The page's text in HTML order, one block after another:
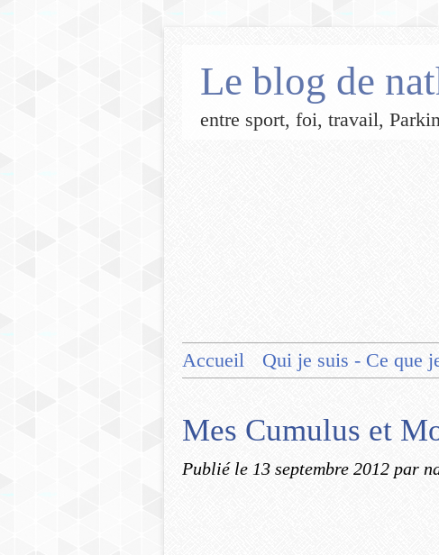
Le blog de
entre sport, foi, travail,
Accueil Qui je suis - Ce que
Mes Cumulus et
Publié le 13 septembre 2012 par